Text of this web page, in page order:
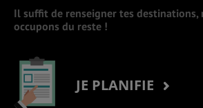
Il suffit de renseigner tes destinations,
occupons du reste !
JE PLANIFIE